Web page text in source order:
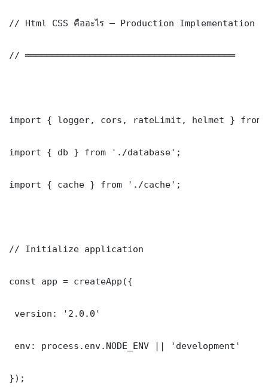
// Html CSS คืออะไร — Production Implementation
// ═══════════════════════════════════════
import { logger, cors, rateLimit, helmet } from
import { db } from './database';
import { cache } from './cache';
// Initialize application
const app = createApp({
version: '2.0.0'
env: process.env.NODE_ENV || 'development'
});